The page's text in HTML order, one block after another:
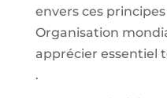
envers ces
Organisation
apprécier essentiel
.